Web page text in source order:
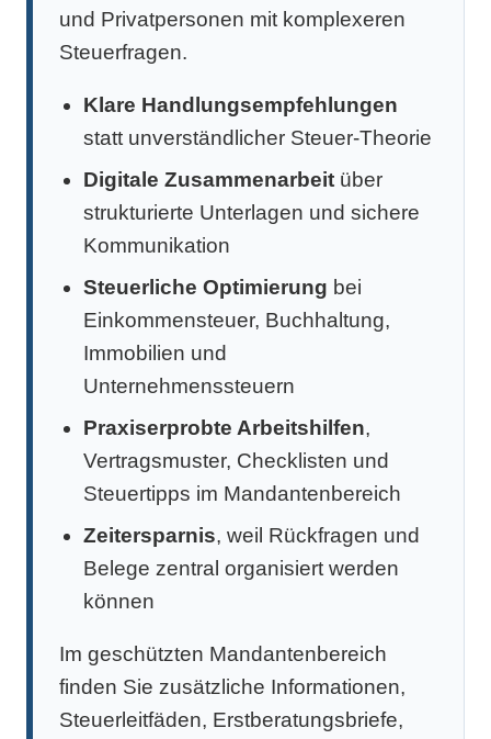
und Privatpersonen mit komplexeren
Steuerfragen.
Klare Handlungsempfehlungen
statt unverständlicher Steuer-Theorie
Digitale Zusammenarbeit über
strukturierte Unterlagen und sichere
Kommunikation
Steuerliche Optimierung bei
Einkommensteuer, Buchhaltung,
Immobilien und
Unternehmenssteuern
Praxiserprobte Arbeitshilfen,
Vertragsmuster, Checklisten und
Steuertipps im Mandantenbereich
Zeitersparnis, weil Rückfragen und
Belege zentral organisiert werden
können
Im geschützten Mandantenbereich
finden Sie zusätzliche Informationen,
Steuerleitfäden, Erstberatungsbriefe,